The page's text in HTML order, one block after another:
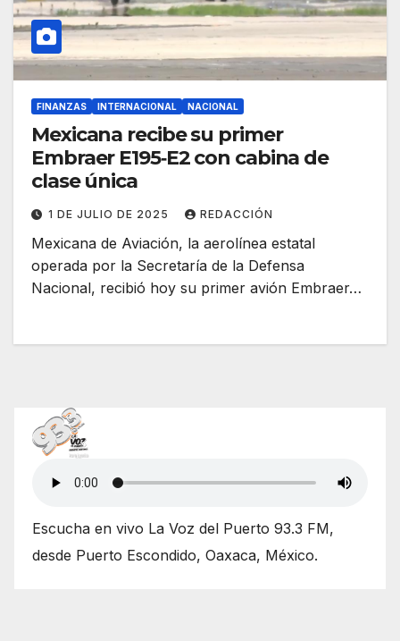
FINANZAS INTERNACIONAL NACIONAL
Mexicana recibe su primer
Embraer E195‑E2 con cabina de
clase única
1 DE JULIO DE 2025 REDACCIÓN
Mexicana de Aviación, la aerolínea estatal
operada por la Secretaría de la Defensa
Nacional, recibió hoy su primer avión Embraer…
Escucha en vivo La Voz del Puerto 93.3 FM,
desde Puerto Escondido, Oaxaca, México.